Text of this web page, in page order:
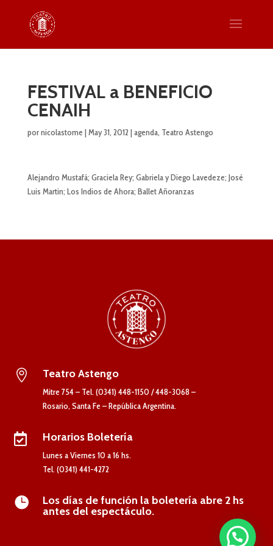
FESTIVAL a BENEFICIO
CENAIH
pornicolastome | May 31, 2012 | agenda, Teatro Astengo
Alejandro Mustafá; Graciela Rey; Gabriela y Diego Lavedeze; José
Luis Martin; Los Indios de Ahora; Ballet Añoranzas
 Teatro Astengo
Mitre 754 – Tel. (0341) 448-1150 / 448-3068 –
Rosario, Santa Fe – República Argentina.
 Horarios Boletería
Lunes a Viernes 10 a 16 hs.
Tel. (0341) 441-4272

Los días de función la boletería abre 2 hs
antes del espectáculo.